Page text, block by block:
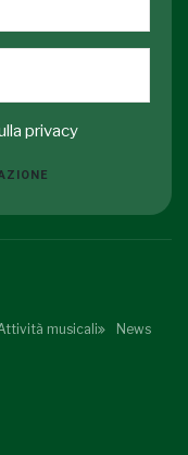
privacy
musicali News